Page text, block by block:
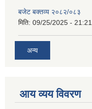
बजेट बक्तव्य २०८२/०८३
मिति: 09/25/2025 - 21:21
अन्य
आय व्यय विवरण